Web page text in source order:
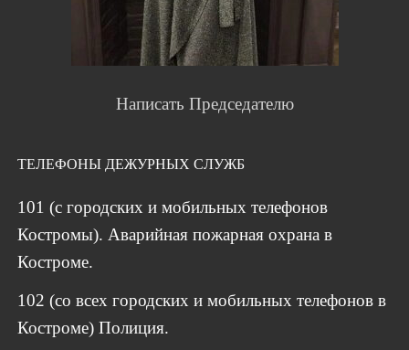
Написать Председателю
ТЕЛЕФОНЫ ДЕЖУРНЫХ СЛУЖБ
101 (с городских и мобильных телефонов
Костромы). Аварийная пожарная охрана в
Костроме.
102 (со всех городских и мобильных телефонов в
Костроме) Полиция.